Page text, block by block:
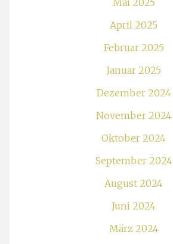
April 2025
Februar 2025
Januar 2025
Dezember 2024
November 2024
Oktober 2024
September 2024
August 2024
Juni 2024
März 2024